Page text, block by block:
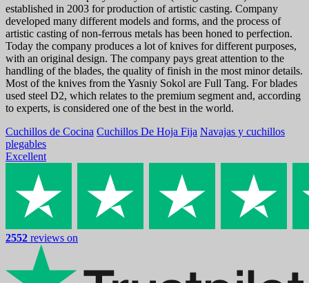
established in 2003 for production of artistic casting. Company
developed many different models and forms, and the process of
artistic casting of non-ferrous metals has been honed to perfection.
Today the company produces a lot of knives for different purposes,
with an original design. The company pays great attention to the
handling of the blades, the quality of finish in the most minor details.
Most of the knives from the Yasniy Sokol are Full Tang. For blades
used steel D2, which relates to the premium segment and, according
to experts, is considered one of the best in the world.
Cuchillos de Cocina Cuchillos De Hoja Fija Navajas y cuchillos
plegables
Excellent
2552 reviews on